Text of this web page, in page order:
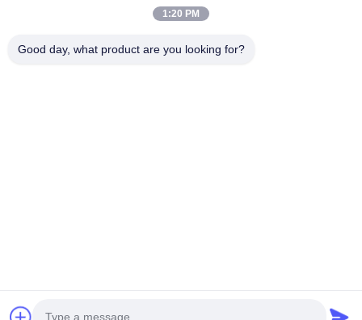
接工
1:20 PM
Good day, what product are you looking for?